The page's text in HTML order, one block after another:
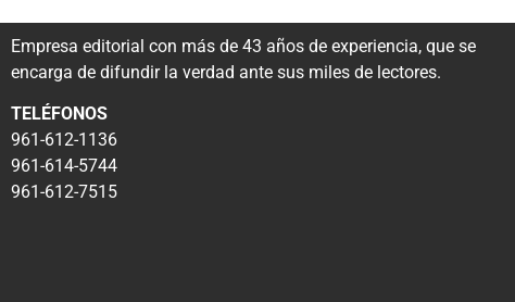
Empresa editorial con más de 43 años de experiencia, que se
encarga de difundir la verdad ante sus miles de lectores.
TELÉFONOS
961-612-1136
961-614-5744
961-612-7515